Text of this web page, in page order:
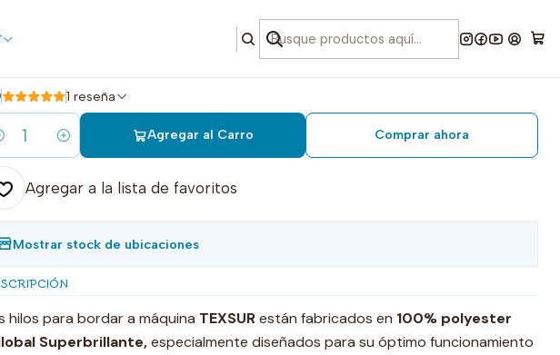
1701 hilo bordar celeste 1000 mts.
1 reseña
Agregar al Carro Comprar ahora
Agregar a la lista de favoritos
Mostrar stock de ubicaciones
hilos para bordar a máquina TEXSURestán fabricados en 100% polyester
Superbrillante,especialmente diseñados para su óptimo funcionamiento